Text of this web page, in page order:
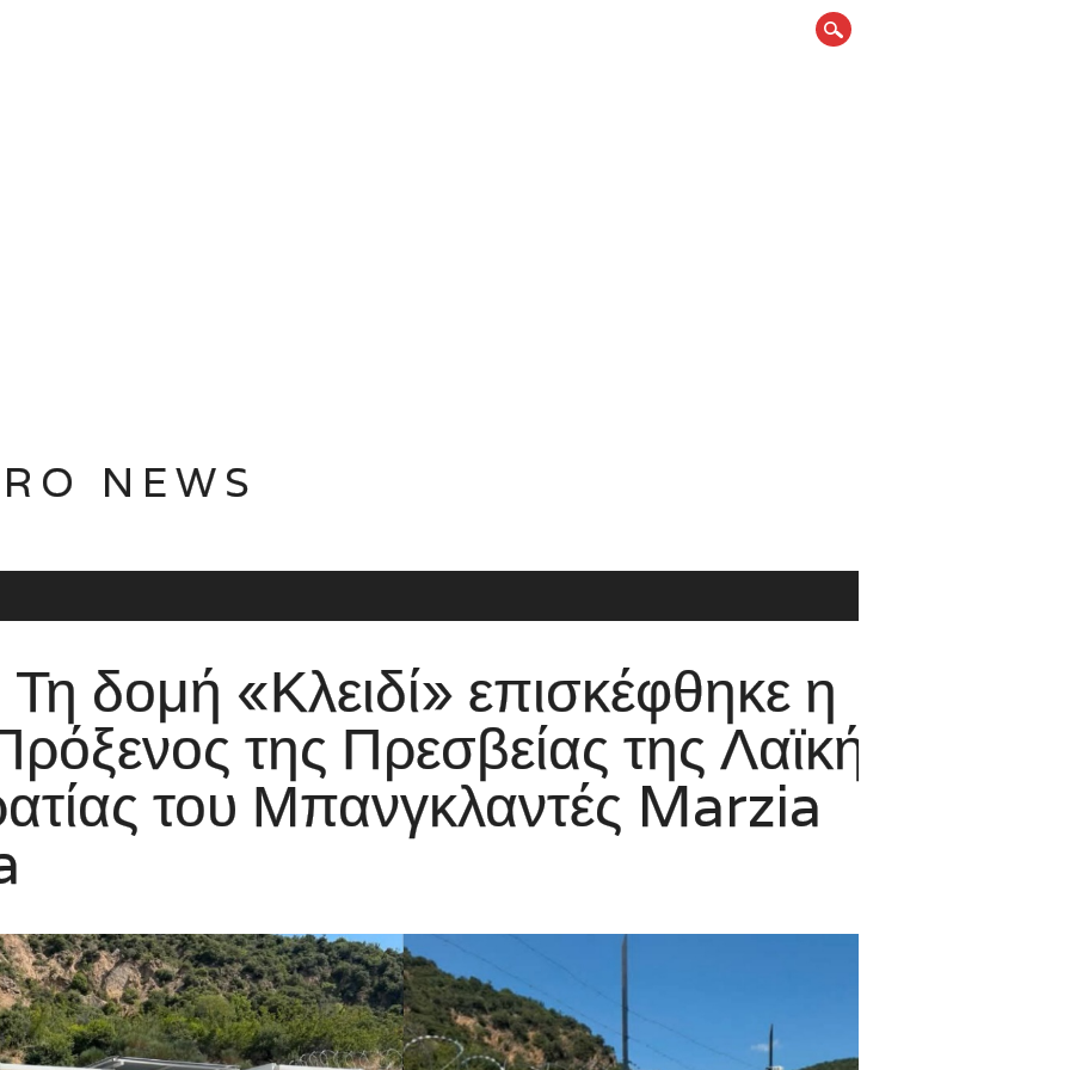
NEWS
«Κλειδί» επισκέφθηκε η
της Πρεσβείας της Λαϊκής
του Μπανγκλαντές Marzia